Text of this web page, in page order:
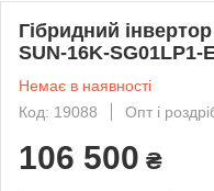
Гібридний
SUN-16K-SG01LP1-
Немає в наявності
Код: 19088
Опт і
106 500 ₴